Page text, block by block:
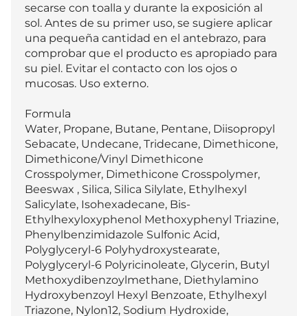
secarse con toalla y durante la exposición al
sol. Antes de su primer uso, se sugiere aplicar
una pequeña cantidad en el antebrazo, para
comprobar que el producto es apropiado para
su piel. Evitar el contacto con los ojos o
mucosas. Uso externo.
Formula
Water, Propane, Butane, Pentane, Diisopropyl
Sebacate, Undecane, Tridecane, Dimethicone,
Dimethicone/Vinyl Dimethicone
Crosspolymer, Dimethicone Crosspolymer,
Beeswax , Silica, Silica Silylate, Ethylhexyl
Salicylate, Isohexadecane, Bis-
Ethylhexyloxyphenol Methoxyphenyl Triazine,
Phenylbenzimidazole Sulfonic Acid,
Polyglyceryl-6 Polyhydroxystearate,
Polyglyceryl-6 Polyricinoleate, Glycerin, Butyl
Methoxydibenzoylmethane, Diethylamino
Hydroxybenzoyl Hexyl Benzoate, Ethylhexyl
Triazone, Nylon12, Sodium Hydroxide,